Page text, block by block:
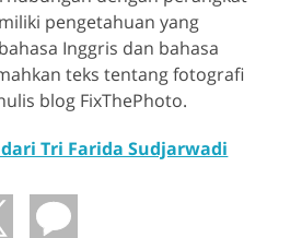
pengetahuan yang
Inggris dan bahasa
teks tentang fotografi
blog FixThePhoto.
Tri Farida Sudjarwadi